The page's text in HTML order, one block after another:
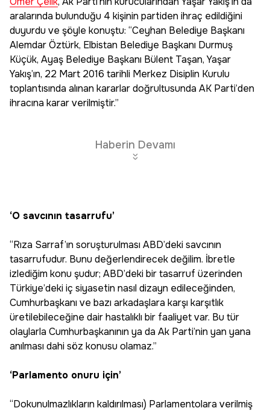
aralarında bulunduğu 4 kişinin partiden ihraç edildiğini
duyurdu ve şöyle konuştu: “Ceyhan Belediye Başkanı
Alemdar Öztürk, Elbistan Belediye Başkanı Durmuş
Küçük, Ayaş Belediye Başkanı Bülent Taşan, Yaşar
Yakış’ın, 22 Mart 2016 tarihli Merkez Disiplin Kurulu
toplantısında alınan kararlar doğrultusunda AK Parti’den
ihracına karar verilmiştir.”
Haberin Devamı
‘O savcının tasarrufu’
“Rıza Sarraf’ın soruşturulması ABD’deki savcının
tasarrufudur. Bunu değerlendirecek değilim. İbretle
izlediğim konu şudur; ABD’deki bir tasarruf üzerinden
Türkiye’deki iç siyasetin nasıl dizayn edileceğinden,
Cumhurbaşkanı ve bazı arkadaşlara karşı karşıtlık
üretilebileceğine dair hastalıklı bir faaliyet var. Bu tür
olaylarla Cumhurbaşkanının ya da Ak Parti’nin yan yana
anılması dahi söz konusu olamaz.”
‘Parlamento onuru için’
“Dokunulmazlıkların kaldırılması) Parlamentolara verilmiş